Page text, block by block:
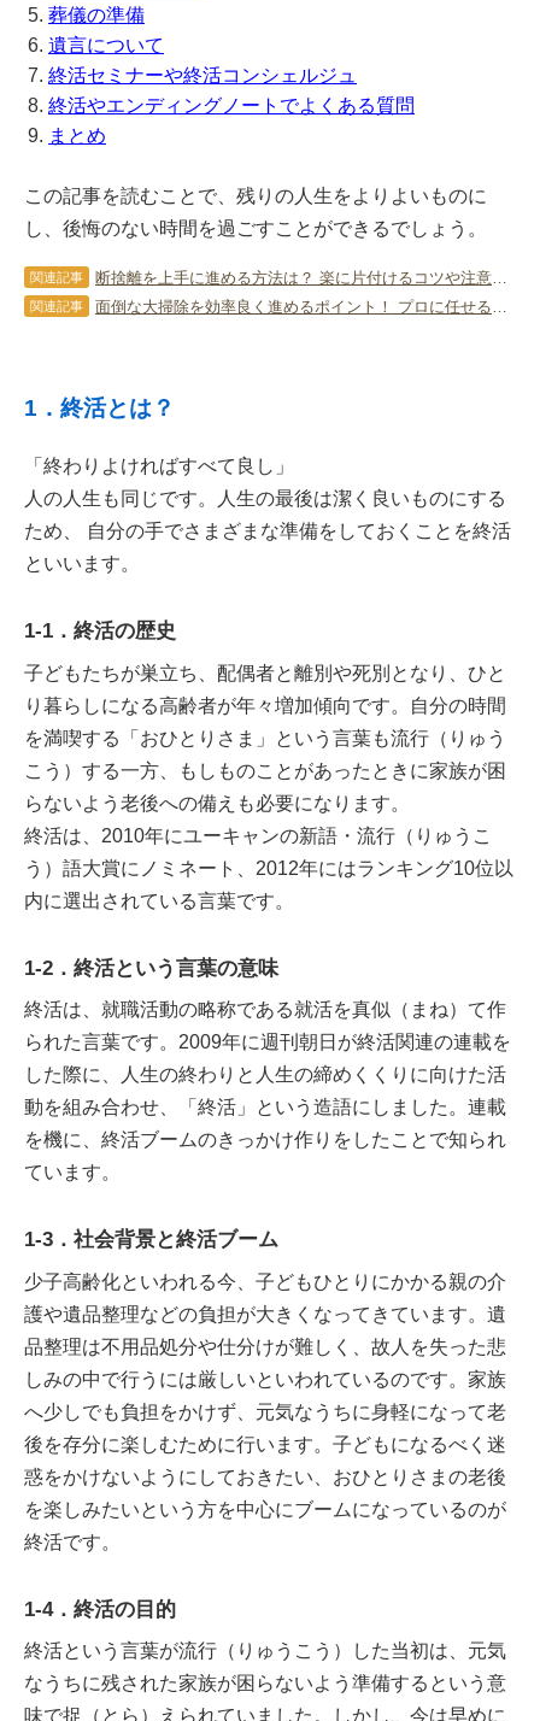
葬儀の準備
遺言について
終活セミナーや終活コンシェルジュ
終活やエンディングノートでよくある質問
まとめ
この記事を読むことで、残りの人生をよりよいものに
し、後悔のない時間を過ごすことができるでしょう。
関連記事 断捨離を上手に進める方法は？ 楽に片付けるコツや注意点を教えます！
関連記事 面倒な大掃除を効率良く進めるポイント！ プロに任せるメリットも解説！
1．終活とは？
「終わりよければすべて良し」
人の人生も同じです。人生の最後は潔く良いものにする
ため、 自分の手でさまざまな準備をしておくことを終活
といいます。
1-1．終活の歴史
子どもたちが巣立ち、配偶者と離別や死別となり、ひと
り暮らしになる高齢者が年々増加傾向です。自分の時間
を満喫する「おひとりさま」という言葉も流行（りゅう
こう）する一方、もしものことがあったときに家族が困
らないよう老後への備えも必要になります。
終活は、2010年にユーキャンの新語・流行（りゅうこ
う）語大賞にノミネート、2012年にはランキング10位以
内に選出されている言葉です。
1-2．終活という言葉の意味
終活は、就職活動の略称である就活を真似（まね）て作
られた言葉です。2009年に週刊朝日が終活関連の連載を
した際に、人生の終わりと人生の締めくくりに向けた活
動を組み合わせ、「終活」という造語にしました。連載
を機に、終活ブームのきっかけ作りをしたことで知られ
ています。
1-3．社会背景と終活ブーム
少子高齢化といわれる今、子どもひとりにかかる親の介
護や遺品整理などの負担が大きくなってきています。遺
品整理は不用品処分や仕分けが難しく、故人を失った悲
しみの中で行うには厳しいといわれているのです。家族
へ少しでも負担をかけず、元気なうちに身軽になって老
後を存分に楽しむために行います。子どもになるべく迷
惑をかけないようにしておきたい、おひとりさまの老後
を楽しみたいという方を中心にブームになっているのが
終活です。
1-4．終活の目的
終活という言葉が流行（りゅうこう）した当初は、元気
なうちに残された家族が困らないよう準備するという意
味で捉（とら）えられていました。しかし、今は早めに